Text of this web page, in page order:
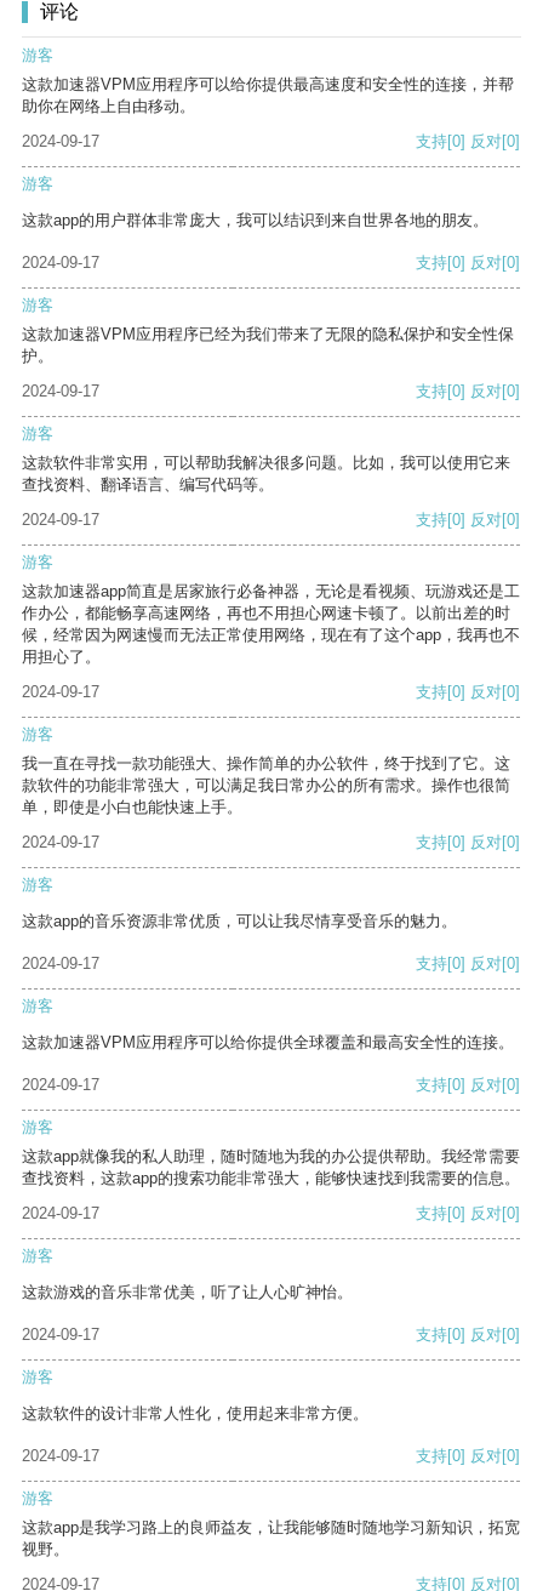
评论
游客
这款加速器VPM应用程序可以给你提供最高速度和安全性的连接，并帮
助你在网络上自由移动。
2024-09-17
支持[0] 反对[0]
游客
这款app的用户群体非常庞大，我可以结识到来自世界各地的朋友。
2024-09-17 支持[0] 反对[0]
游客
这款加速器VPM应用程序已经为我们带来了无限的隐私保护和安全性保
护。
2024-09-17
支持[0] 反对[0]
游客
这款软件非常实用，可以帮助我解决很多问题。比如，我可以使用它来
查找资料、翻译语言、编写代码等。
2024-09-17
支持[0] 反对[0]
游客
这款加速器app简直是居家旅行必备神器，无论是看视频、玩游戏还是工
作办公，都能畅享高速网络，再也不用担心网速卡顿了。以前出差的时
候，经常因为网速慢而无法正常使用网络，现在有了这个app，我再也不
用担心了。
2024-09-17
支持[0] 反对[0]
游客
我一直在寻找一款功能强大、操作简单的办公软件，终于找到了它。这
款软件的功能非常强大，可以满足我日常办公的所有需求。操作也很简
单，即使是小白也能快速上手。
2024-09-17
支持[0] 反对[0]
游客
这款app的音乐资源非常优质，可以让我尽情享受音乐的魅力。
2024-09-17 支持[0] 反对[0]
游客
这款加速器VPM应用程序可以给你提供全球覆盖和最高安全性的连接。
2024-09-17 支持[0] 反对[0]
游客
这款app就像我的私人助理，随时随地为我的办公提供帮助。我经常需要
查找资料，这款app的搜索功能非常强大，能够快速找到我需要的信息。
2024-09-17
支持[0] 反对[0]
游客
这款游戏的音乐非常优美，听了让人心旷神怡。
2024-09-17 支持[0] 反对[0]
游客
这款软件的设计非常人性化，使用起来非常方便。
2024-09-17 支持[0] 反对[0]
游客
这款app是我学习路上的良师益友，让我能够随时随地学习新知识，拓宽
视野。
2024-09-17
支持[0] 反对[0]